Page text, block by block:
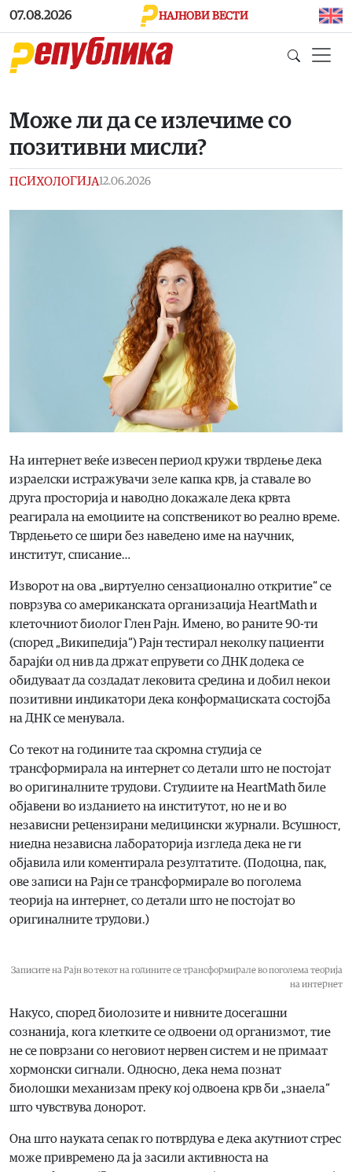
Skip to main content
07.08.2026 НАЈНОВИ ВЕСТИ
Може ли да се излечиме со
позитивни мисли?
ПСИХОЛОГИЈА12.06.2026
На интернет веќе извесен период кружи тврдење дека
израелски истражувачи зеле капка крв, ја ставале во
друга просторија и наводно докажале дека крвта
реагирала на емоциите на сопственикот во реално време.
Тврдењето се шири без наведено име на научник,
институт, списание…
Изворот на ова „виртуелно сензационално откритие“ се
поврзува со американската организација HeartMath и
клеточниот биолог Глен Рајн. Имено, во раните 90-ти
(според „Википедија“) Рајн тестирал неколку пациенти
барајќи од нив да држат епрувети со ДНК додека се
обидуваат да создадат лековита средина и добил некои
позитивни индикатори дека конформациската состојба
на ДНК се менувала.
Со текот на годините таа скромна студија се
трансформирала на интернет со детали што не постојат
во оригиналните трудови. Студиите на HeartMath биле
објавени во изданието на институтот, но не и во
независни рецензирани медицински журнали. Всушност,
ниедна независна лабораторија изгледа дека не ги
објавила или коментирала резултатите. (Подоцна, пак,
ове записи на Рајн се трансформирале во поголема
теорија на интернет, со детали што не постојат во
оригиналните трудови.)
Записите на Рајн во текот на годините се трансформирале во поголема теорија
на интернет
Накусо, според биолозите и нивните досегашни
сознанија, кога клетките се одвоени од организмот, тие
не се поврзани со неговиот нервен систем и не примаат
хормонски сигнали. Односно, дека нема познат
биолошки механизам преку кој одвоена крв би „знаела“
што чувствува донорот.
Она што науката сепак го потврдува е дека акутниот стрес
може привремено да ја засили активноста на